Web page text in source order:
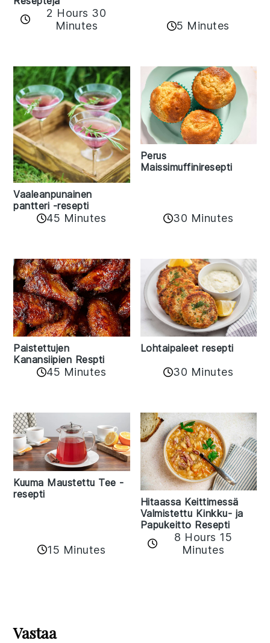
2 Hours 30
Minutes
5 Minutes
Vaaleanpunainen
pantteri -resepti
45 Minutes
Perus
Maissimuffiniresepti
30 Minutes
Paistettujen
Kanansiipien Respti
45 Minutes
Lohtaipaleet resepti
30 Minutes
Kuuma Maustettu Tee -
resepti
15 Minutes
Hitaassa Keittimessä
Valmistettu Kinkku- ja
Papukeitto Resepti
8 Hours 15
Minutes
Interactions
Vastaa